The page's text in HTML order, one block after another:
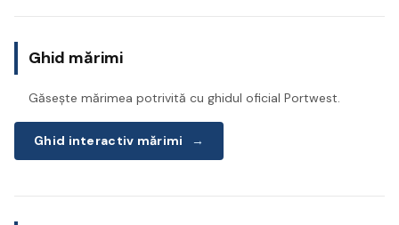
Ghid mărimi
Găsește mărimea potrivită cu ghidul oficial Portwest.
Ghid interactiv mărimi →